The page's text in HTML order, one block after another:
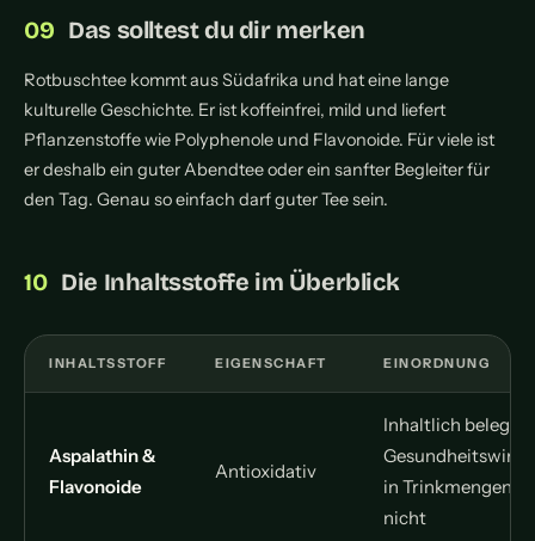
Das solltest du dir merken
Rotbuschtee kommt aus Südafrika und hat eine lange
kulturelle Geschichte. Er ist koffeinfrei, mild und liefert
Pflanzenstoffe wie Polyphenole und Flavonoide. Für viele ist
er deshalb ein guter Abendtee oder ein sanfter Begleiter für
den Tag. Genau so einfach darf guter Tee sein.
Die Inhaltsstoffe im Überblick
INHALTSSTOFF EIGENSCHAFT EINORDNUNG
Aspalathin &
Flavonoide
Antioxidativ
Inhaltlich belegt,
in Trinkmengen
nicht